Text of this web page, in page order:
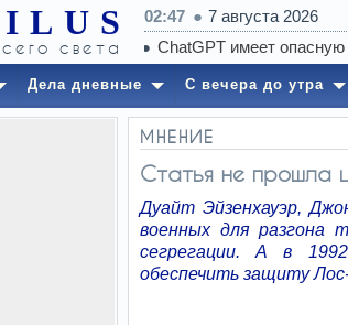
света
02:47 7 августа 2026
Дела дневные С вечера до утра
МНЕНИЕ
Статья не прошла
Дуайт Эйзенхауэр,
военных для разгона
сегрегации. А в
обеспечить защиту